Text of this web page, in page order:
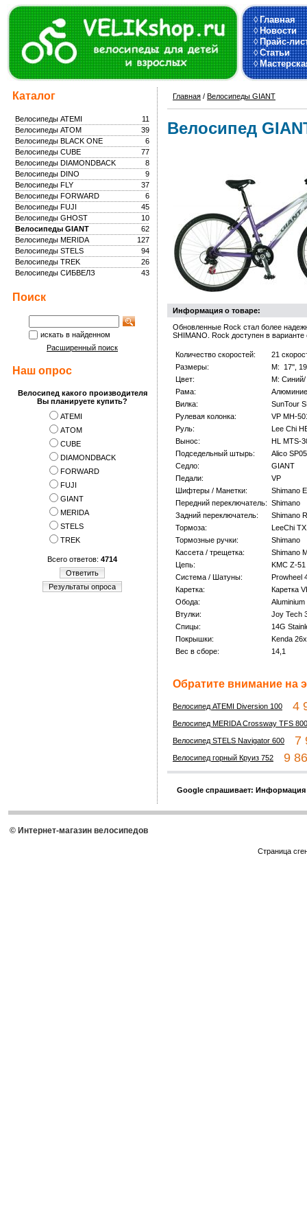
◊Главная
◊Новости
◊Прайс-
◊Статьи
◊
Каталог
11
Велосипеды ATEMI
39
Велосипеды ATOM
6
Велосипеды BLACK ONE
77
Велосипеды CUBE
8
Велосипеды DIAMONDBACK
9
Велосипеды DINO
37
Велосипеды FLY
6
Велосипеды FORWARD
45
Велосипеды FUJI
10
Велосипеды GHOST
62
Велосипеды GIANT
127
Велосипеды MERIDA
94
Велосипеды STELS
26
Велосипеды TREK
43
Велосипеды СИБВЕЛЗ
Поиск
искать в найденном
Расширенный поиск
Наш опрос
Велосипед какого производителя
Вы планируете купить?
ATEMI
АTOM
CUBE
DIAMONDBACK
FORWARD
FUJI
GIANT
MERIDA
STELS
TREK
Всего ответов: 4714
Ответить
Результаты опроса
Главная / Велосипеды GIANT
Велосипед
Информация о товаре:
Обновленные Rock стал более
SHIMANO. Rock доступен в
Количество скоростей:
21
Размеры:
M: 17'',
Цвет:
M:
Рама:
Вилка:
SunTour
Рулевая колонка:
VP MH-
Руль:
Lee Chi
Вынос:
HL MTS-
Подседельный штырь:
Alico
Седло:
GIANT
Педали:
VP
Шифтеры / Манетки:
Shimano
Передний переключатель: Shimano
Задний переключатель:
Shimano
Тормоза:
LeeChi
Тормозные ручки:
Shimano
Кассета / трещетка:
Shimano
Цепь:
KMC Z-
Система / Шатуны:
Prowheel
Каретка:
Каретка
Обода:
Втулки:
Joy Tech
Спицы:
14G
Покрышки:
Kenda
Вес в сборе:
14,1
Обратите внимание на
Велосипед ATEMI Diversion 100 4
Велосипед MERIDA Crossway TFS
Велосипед STELS Navigator 600 7
Велосипед горный Круиз 752 9
Google спрашивает:
© Интернет-магазин велосипедов
Страница